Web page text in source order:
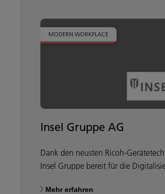
MODERN WORKPLACE
Insel Gruppe AG
Dank den neusten Ricoh-
Insel Gruppe bereit für die
Mehr erfahren